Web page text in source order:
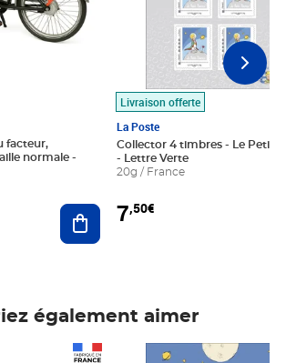
facteur,
Ajouter au panier
Livraison offerte
La Poste
Collector 4 timbres - Le Petit
- Lettre Verte
20g / France
7,50€
également aimer
Prix 7,50€